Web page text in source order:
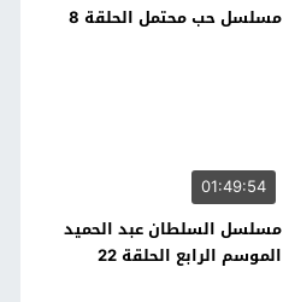
مسلسل حب محتمل الحلقة 8
01:49:54
مسلسل السلطان عبد الحميد
الموسم الرابع الحلقة 22